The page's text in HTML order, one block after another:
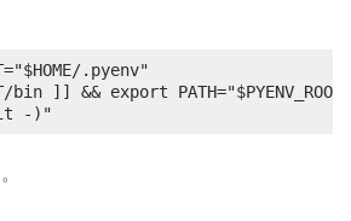
.pyenv"
bin ]] && export
-)"